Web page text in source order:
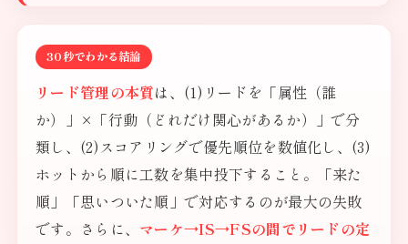
30秒でわかる結論
リード管理の本質は、(1)リードを「属性（誰
か）」×「行動（どれだけ関心があるか）」で分
類し、(2)スコアリングで優先順位を数値化し、(3)
ホットから順に工数を集中投下すること。「来た
順」「思いついた順」で対応するのが最大の失敗
です。さらに、 マーケ→IS→FSの間でリードの定